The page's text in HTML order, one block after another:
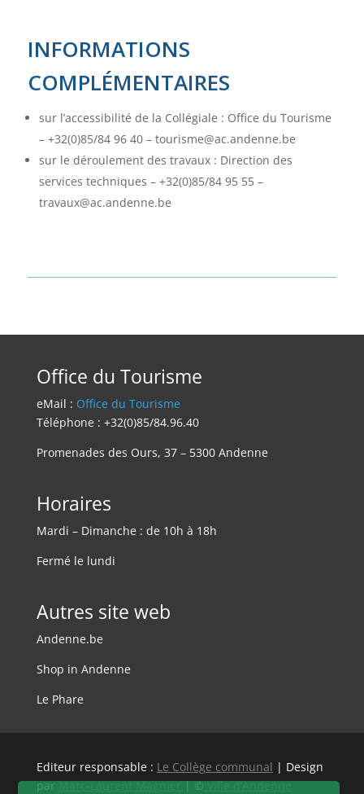
INFORMATIONS
COMPLÉMENTAIRES
sur l’accessibilité de la Collégiale : Office du Tourisme
– +32(0)85/84 96 40 – tourisme@ac.andenne.be
sur le déroulement des travaux : Direction des
services techniques – +32(0)85/84 95 55 –
travaux@ac.andenne.be
Office du Tourisme
eMail : Office du Tourisme
Téléphone : +32(0)85/84.96.40
Promenades des Ours, 37 – 5300 Andenne
Horaires
Mardi – Dimanche : de 10h à 18h
Fermé le lundi
Autres site web
Andenne.be
Shop in Andenne
Le Phare
Editeur responsable : Le Collège communal | Design
parMarc-Laurent Magnier| © Ville d’Andenne